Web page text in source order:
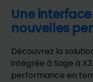
Une
nouvelles
Découvrez la
intégrée à Sage à
performance en